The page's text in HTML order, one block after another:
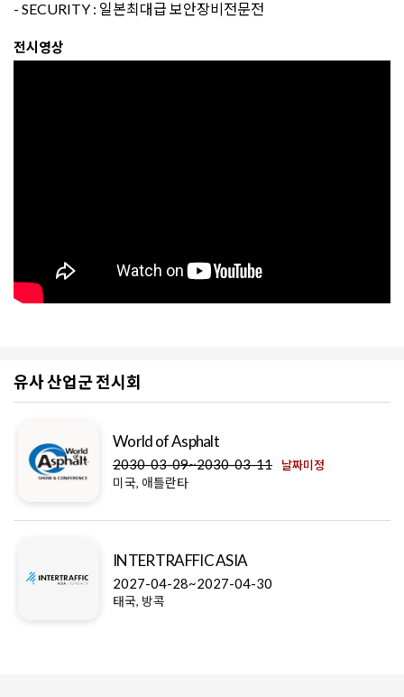
- SECURITY : 일본최대급 보안장비전문전
전시영상
유사 산업군 전시회
World of Asphalt
2030-03-09~2030-03-11 날짜미정
미국, 애틀란타
INTERTRAFFIC ASIA
2027-04-28~2027-04-30
태국, 방콕